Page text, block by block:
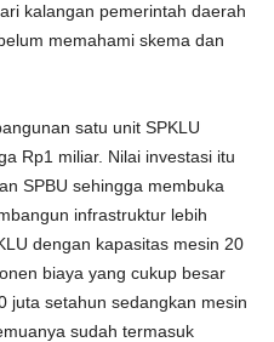
kalangan pemerintah daerah
memahami skema dan
satu unit SPKLU
Rp1 miliar. Nilai investasi itu
SPBU sehingga membuka
infrastruktur lebih
dengan kapasitas mesin 20
biaya yang cukup besar
juta setahun sedangkan mesin
sudah termasuk